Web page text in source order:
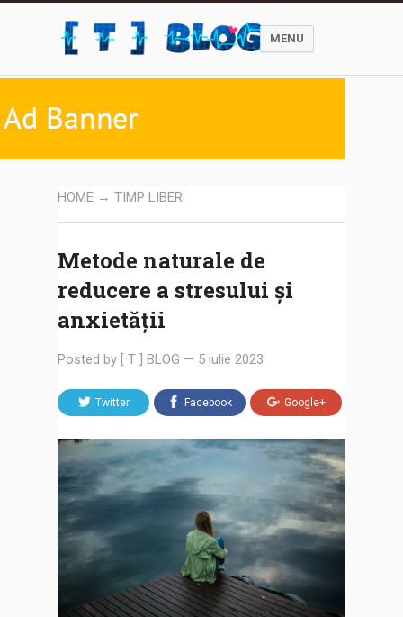
MENU
HOME → TIMP LIBER
Metode naturale de
reducere a stresului și
anxietății
Posted by [ T ] BLOG — 5 iulie 2023
Twitter Facebook Google+